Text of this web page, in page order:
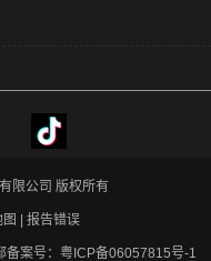
限公司 版权所有
| 报告错误
案号： 粤ICP备06057815号-1